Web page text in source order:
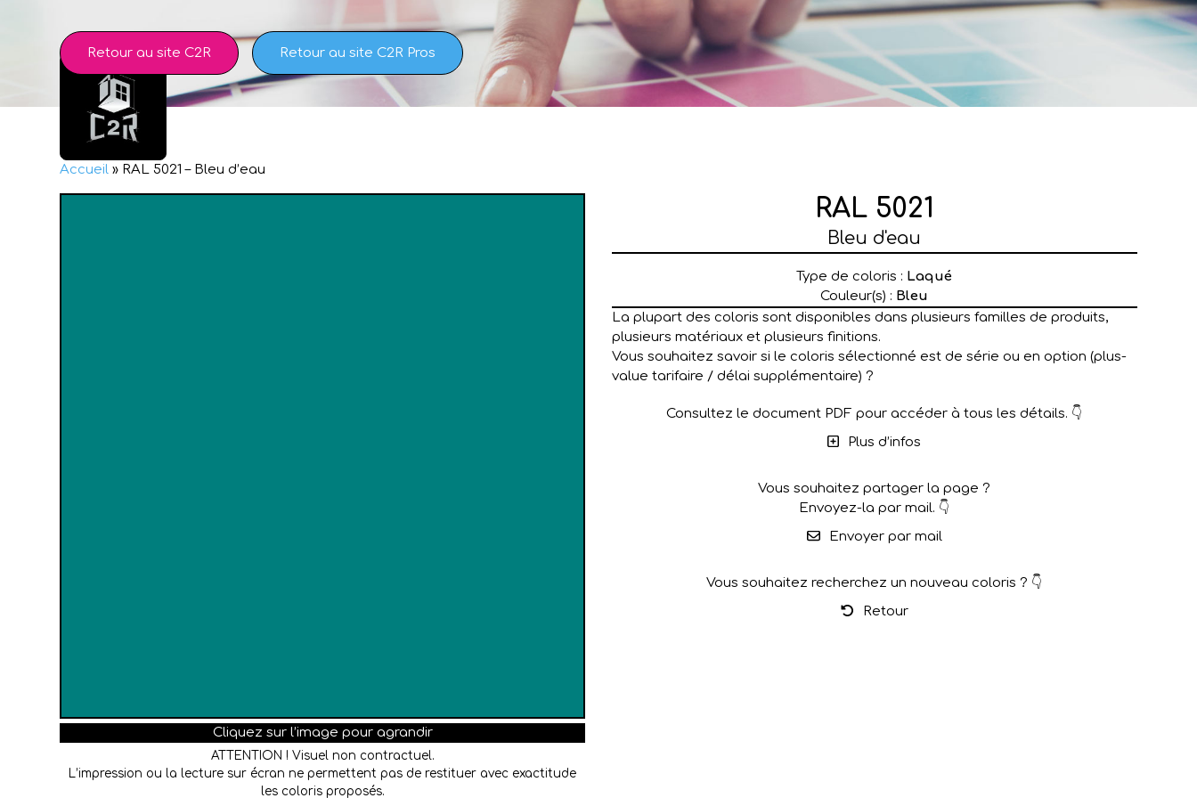
Retour au site C2R Retour au site C2R Pros
Accueil » RAL 5021 – Bleu d’eau
Cliquez sur l’image pour agrandir
ATTENTION ! Visuel non contractuel.
L’impression ou la lecture sur écran ne permettent pas de restituer avec exactitude
les coloris proposés.
RAL 5021
Bleu d'eau
Type de coloris : Laqué
Couleur(s) : Bleu
La plupart des coloris sont disponibles dans plusieurs familles de produits,
plusieurs matériaux et plusieurs finitions.
Vous souhaitez savoir si le coloris sélectionné est de série ou en option (plus-
value tarifaire / délai supplémentaire) ?
Consultez le document PDF pour accéder à tous les détails. 👇
Plus d’infos
Vous souhaitez partager la page ?
Envoyez-la par mail. 👇
Envoyer par mail
Vous souhaitez recherchez un nouveau coloris ? 👇
Retour